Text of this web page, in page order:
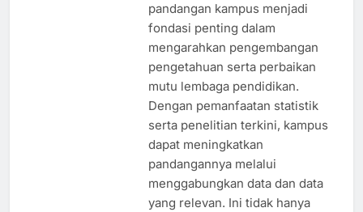
pandangan kampus menjadi
fondasi penting dalam
mengarahkan pengembangan
pengetahuan serta perbaikan
mutu lembaga pendidikan.
Dengan pemanfaatan statistik
serta penelitian terkini, kampus
dapat meningkatkan
pandangannya melalui
menggabungkan data dan data
yang relevan. Ini tidak hanya